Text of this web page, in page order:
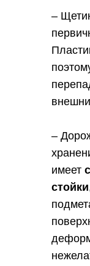
MST
JCB
JOHN
–
–
имеет
стойки